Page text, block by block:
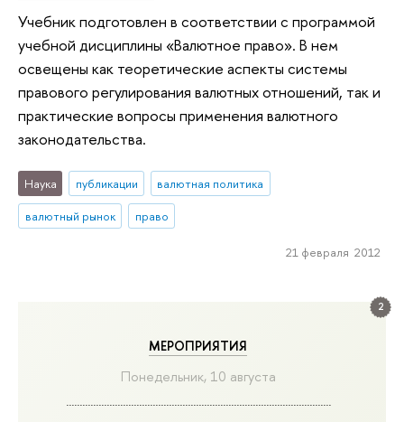
2
МЕРОПРИЯТИЯ
Понедельник, 10 августа
Учебник подготовлен в соответствии с программой
учебной дисциплины «Валютное право». В нем
освещены как теоретические аспекты системы
право­вого регулирования валютных отношений, так и
практические вопросы приме­нения валютного
законодательства.
Наука публикации
валютная политика
валютный рынок
право
21 февраля 2012